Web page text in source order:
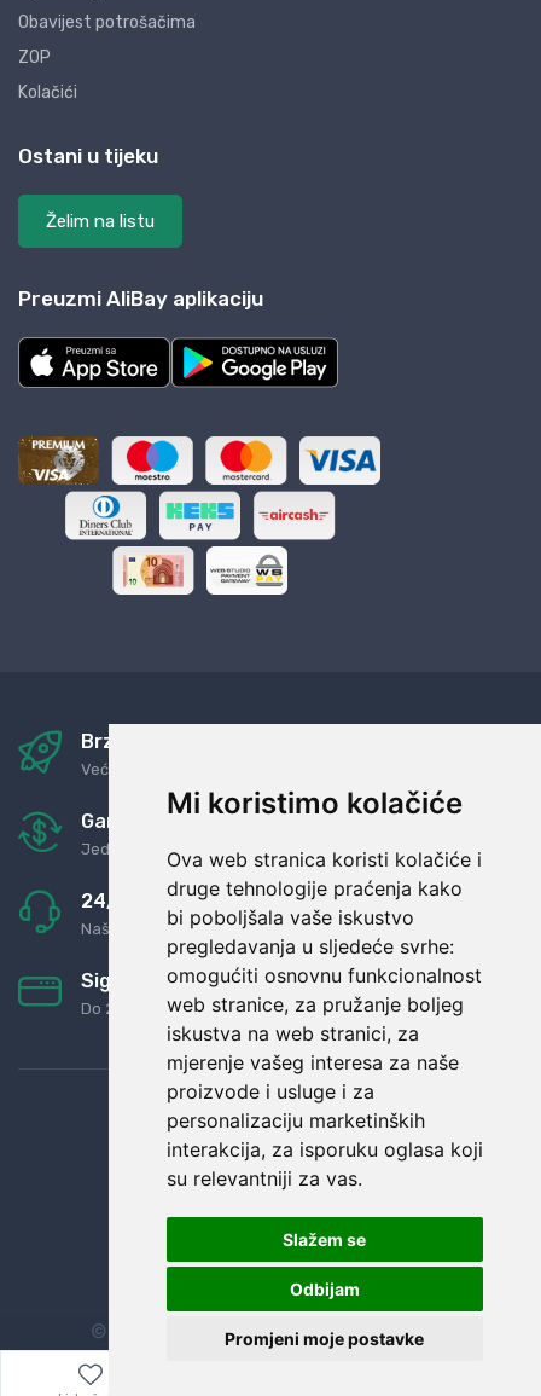
Mi koristimo kolačiće
Ova web stranica koristi kolačiće i
druge tehnologije praćenja kako
bi poboljšala vaše iskustvo
pregledavanja u sljedeće svrhe:
omogućiti osnovnu funkcionalnost
web stranice, za pružanje boljeg
iskustva na web stranici, za
mjerenje vašeg interesa za naše
proizvode i usluge i za
personalizaciju marketinških
interakcija, za isporuku oglasa koji
su relevantniji za vas.
Slažem se
Odbijam
Promjeni moje postavke
Obavijest potrošačima
ZOP
Kolačići
Ostani u tijeku
Želim na listu
Preuzmi AliBay aplikaciju
Brza i sigurna dostava
Već za nekoliko dana kod vas
Garancija u povrat novaca
Jednostavno pravilo: Roba za novac
24/7 odlična podrška
Naši agenti uvijek na raspolaganju
Sigurno obročno plaćanje
Do 24 rata bez kamata
© Sva prava zadržana. Dopi grupa d.o.o.